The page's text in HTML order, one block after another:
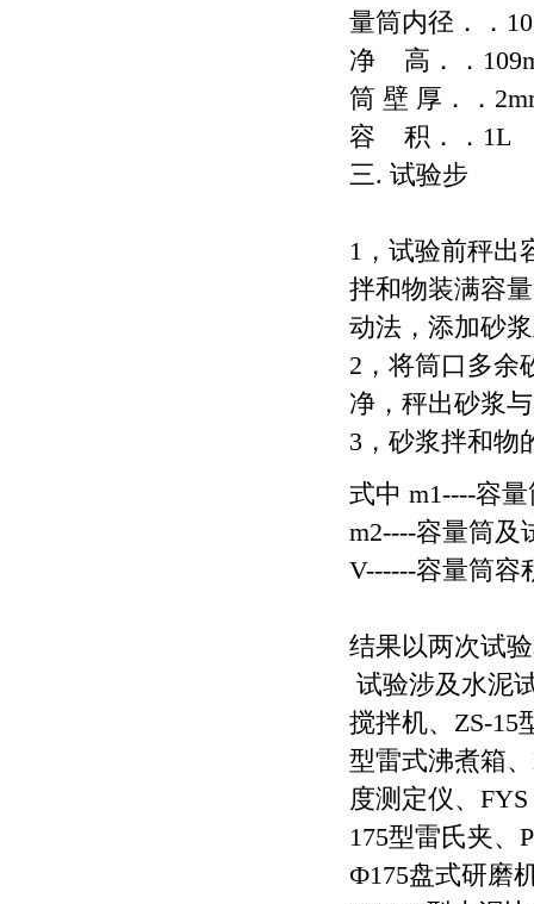
量筒内径．．
净 高．．
筒 壁 厚．．
容 积．．1L
三. 试验步
1，试验前秤出
拌和物装满容
动法，添加砂
2，将筒口多余
净，秤出砂浆
3，砂浆拌和物
式中 m1----容
m2----容量筒及
V------容量筒容
结果以两次试
试验涉及水泥
搅拌机、ZS-15
型雷式沸煮箱
度测定仪、
175型雷氏夹、
Ф175盘式研磨